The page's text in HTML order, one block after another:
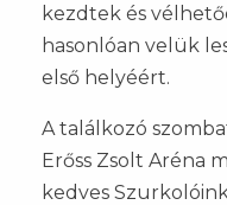
kezdtek és
hasonlóan velük
első helyéért.
A találkozó
Erőss Zsolt Aréna
kedves